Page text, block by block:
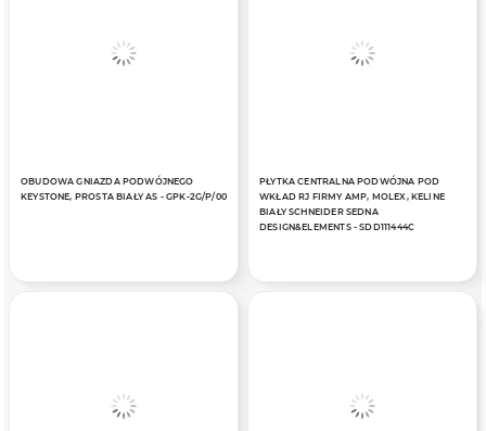
OBUDOWA GNIAZDA PODWÓJNEGO
KEYSTONE, PROSTA BIAŁY AS - GPK-2G/P/00
PŁYTKA CENTRALNA PODWÓJNA POD
WKŁAD RJ FIRMY AMP, MOLEX, KELINE
BIAŁY SCHNEIDER SEDNA
DESIGN&ELEMENTS - SDD111444C